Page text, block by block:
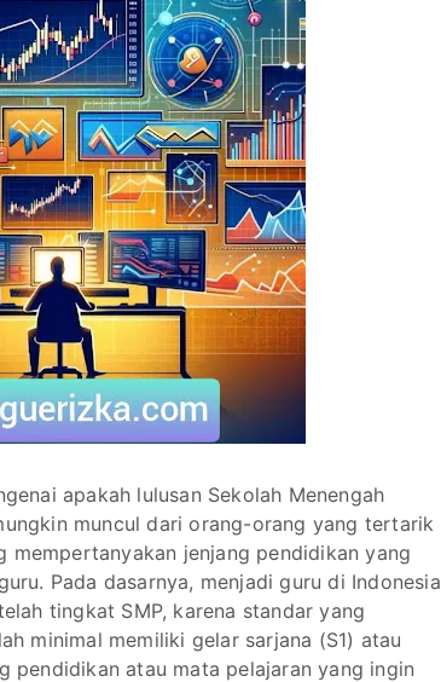
apakah lulusan Sekolah Menengah
muncul dari orang-orang yang tertarik
jenjang pendidikan yang
Pada dasarnya, menjadi guru di Indonesia
tingkat SMP, karena standar yang
minimal memiliki gelar sarjana (S1) atau
pendidikan atau mata pelajaran yang ingin